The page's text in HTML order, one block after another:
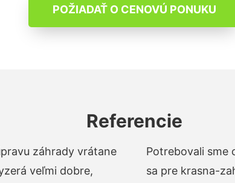
POŽIADAŤ O CENOVÚ PONUKU
Referencie
záhrady vrátane
veľmi dobre,
Potrebovali sme
sa pre krasna-